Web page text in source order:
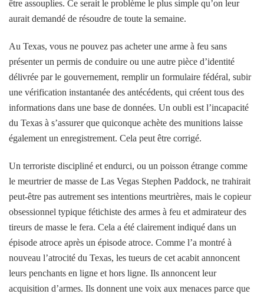
être assouplies. Ce serait le problème le plus simple qu’on leur
aurait demandé de résoudre de toute la semaine.
Au Texas, vous ne pouvez pas acheter une arme à feu sans
présenter un permis de conduire ou une autre pièce d’identité
délivrée par le gouvernement, remplir un formulaire fédéral, subir
une vérification instantanée des antécédents, qui créent tous des
informations dans une base de données. Un oubli est l’incapacité
du Texas à s’assurer que quiconque achète des munitions laisse
également un enregistrement. Cela peut être corrigé.
Un terroriste discipliné et endurci, ou un poisson étrange comme
le meurtrier de masse de Las Vegas Stephen Paddock, ne trahirait
peut-être pas autrement ses intentions meurtrières, mais le copieur
obsessionnel typique fétichiste des armes à feu et admirateur des
tireurs de masse le fera. Cela a été clairement indiqué dans un
épisode atroce après un épisode atroce. Comme l’a montré à
nouveau l’atrocité du Texas, les tueurs de cet acabit annoncent
leurs penchants en ligne et hors ligne. Ils annoncent leur
acquisition d’armes. Ils donnent une voix aux menaces parce que